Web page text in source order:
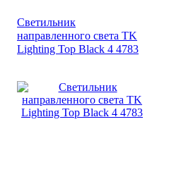
Светильник
направленного света TK
Lighting Top Black 4 4783